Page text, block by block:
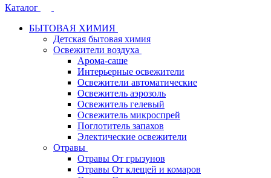
Каталог
БЫТОВАЯ ХИМИЯ
Детская бытовая химия
Освежители воздуха
Арома-саше
Интерьерные освежители
Освежители автоматические
Освежитель аэрозоль
Освежитель гелевый
Освежитель микроспрей
Поглотитель запахов
Электические освежители
Отравы
Отравы От грызунов
Отравы От клещей и комаров